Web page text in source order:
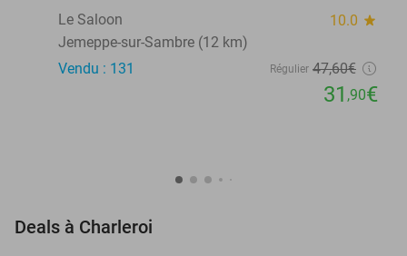
Le Saloon
10.0 star
Jemeppe-sur-Sambre (12 km)
Vendu : 131
Régulier 47,60€
31 ,90€
Deals à Charleroi